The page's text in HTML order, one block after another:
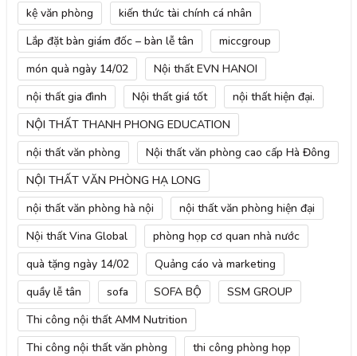
kệ văn phòng
kiến thức tài chính cá nhân
Lắp đặt bàn giám đốc – bàn lễ tân
miccgroup
món quà ngày 14/02
Nội thất EVN HANOI
nội thất gia đình
Nội thất giá tốt
nội thất hiện đại.
NỘI THẤT THANH PHONG EDUCATION
nội thất văn phòng
Nội thất văn phòng cao cấp Hà Đông
NỘI THẤT VĂN PHÒNG HẠ LONG
nội thất văn phòng hà nội
nội thất văn phòng hiện đại
Nội thất Vina Global
phòng họp cơ quan nhà nước
quà tặng ngày 14/02
Quảng cáo và marketing
quầy lễ tân
sofa SOFA BỘ
SSM GROUP
Thi công nội thất AMM Nutrition
Thi công nội thất văn phòng
thi công phòng họp